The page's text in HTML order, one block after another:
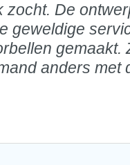
zocht. De
geweldige
gemaakt.
anders met